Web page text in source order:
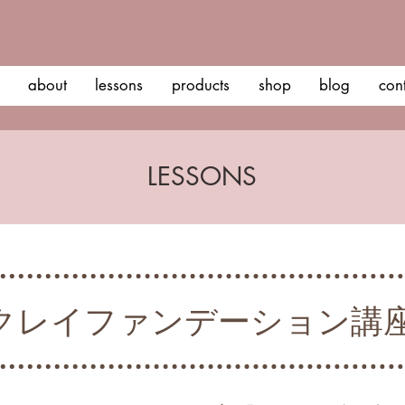
about lessons products shop blog
LESSONS
レイファンデーション講